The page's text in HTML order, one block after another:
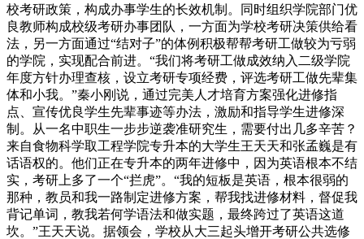
校考研政策，构成办事学生的长效机制。同时组织学院部门优
良教师构成校级考研办事团队，一方面为学校考研决策供给看
法，另一方面通过“结对子”的体例积极帮帮考研工做较为亏弱
的学院，实现配合前进。“我们将考研工做成效纳入二级学院
年度方针办理查核，设立考研专项经费，评选考研工做先辈集
体和小我。”秦小刚说，通过完美人才培育方案强化进修指
点、宣传优良学生先辈事迹等办法，激励和指导学生进修深
制。从一名中职生一步步逆袭准研究生，需要付出几多辛苦？
来自食物科学取工程学院专升本的大学生王天天和张孟巍是有
话语权的。他们正在专升本的两年进修中，因为英语根本不结
实，考研上多了一个“拦虎”。“我的短板是英语，根本很弱的
那种，教员和我一路制定进修方案，帮我找进修材料，督促我
背记单词，教我若何学语法和做实题，最终跨过了英语这道
坎。”王天天说。据领会，学校从大三起头增开考研公共选修